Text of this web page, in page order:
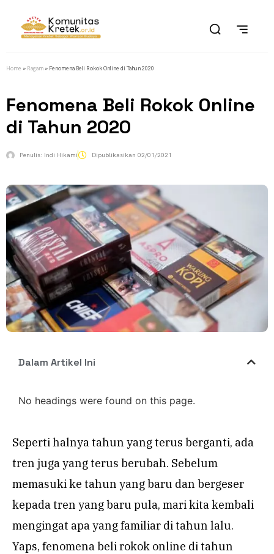
Home » Ragam » Fenomena Beli Rokok Online di Tahun 2020
Fenomena Beli Rokok Online
di Tahun 2020
Penulis: Indi Hikami Dipublikasikan 02/01/2021
Dalam Artikel Ini
No headings were found on this page.
Seperti halnya tahun yang terus berganti, ada
tren juga yang terus berubah. Sebelum
memasuki ke tahun yang baru dan bergeser
kepada tren yang baru pula, mari kita kembali
mengingat apa yang familiar di tahun lalu.
Yaps, fenomena beli rokok online di tahun